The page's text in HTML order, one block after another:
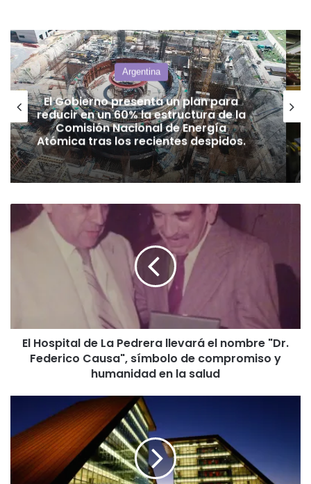
Sindicales
La industria concluye el primer
semestre con una disminución del
2,2% según OJF y del 0,7% según FIEL.
Hospital
"Dr.
Federico
Causa",
humanidad
El Hospital de La Pedrera llevará el nombre "Dr.
Federico Causa", símbolo de compromiso y
humanidad en la salud
Gobierno
prorrogó
por
un